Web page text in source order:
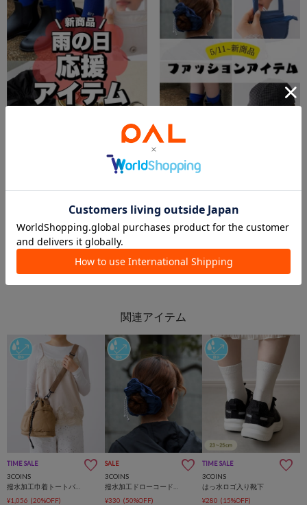
【新商品】5/11〜Rain Cheer Up☔️
3COINS
【新商品】5/11~ファッションアイテム
3COINS
TIME SALE
3COINS
¥1,056 (20%OFF)
SALE
3COINS
¥330 (50%OFF)
TIME SALE
3COINS
はっ水ロゴ入り靴下
¥280 (15%OFF)